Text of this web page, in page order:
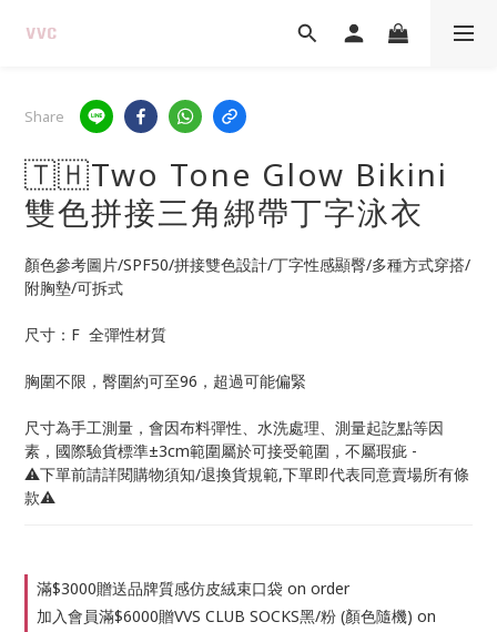
Share
🇹🇭Two Tone Glow Bikini
雙色拼接三角綁帶丁字泳衣
顏色參考圖片/SPF50/拼接雙色設計/丁字性感顯臀/多種方式穿搭/
附胸墊/可拆式
尺寸：F  全彈性材質
胸圍不限，臀圍約可至96，超過可能偏緊
尺寸為手工測量，會因布料彈性、水洗處理、測量起訖點等因
素，國際驗貨標準±3cm範圍屬於可接受範圍，不屬瑕疵 -
⚠️下單前請詳閱購物須知/退換貨規範,下單即代表同意賣場所有條
款⚠️
滿$3000贈送品牌質感仿皮絨束口袋 on order
加入會員滿$6000贈VVS CLUB SOCKS黑/粉 (顏色隨機) on